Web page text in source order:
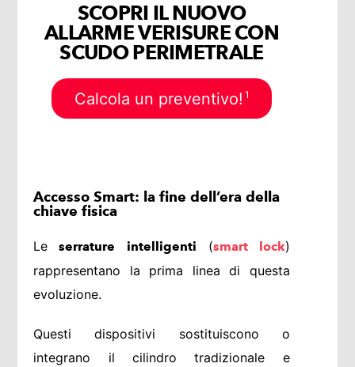
SCOPRI IL NUOVO
ALLARME VERISURE CON
SCUDO PERIMETRALE
Calcola un preventivo! 1
Accesso Smart: la fine dell’era della
chiave fisica
Le serrature intelligenti (smart lock)
rappresentano la prima linea di questa
evoluzione.
Questi dispositivi sostituiscono o
integrano il cilindro tradizionale e